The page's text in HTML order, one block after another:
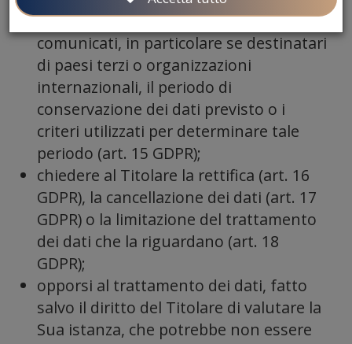
cui i dati sono stati o saranno
comunicati, in particolare se destinatari
di paesi terzi o organizzazioni
internazionali, il periodo di
conservazione dei dati previsto o i
criteri utilizzati per determinare tale
periodo (art. 15 GDPR);
chiedere al Titolare la rettifica (art. 16
GDPR), la cancellazione dei dati (art. 17
GDPR) o la limitazione del trattamento
dei dati che la riguardano (art. 18
GDPR);
opporsi al trattamento dei dati, fatto
salvo il diritto del Titolare di valutare la
Sua istanza, che potrebbe non essere